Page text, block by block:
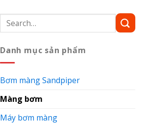
Search
for:
Danh mục sản phẩm
Bơm màng Sandpiper
Màng bơm
Máy bơm màng